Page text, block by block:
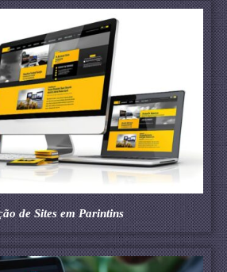
de Sites em Parintins